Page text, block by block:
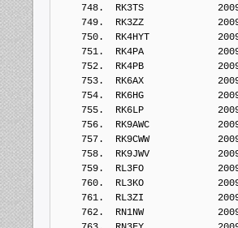
748.  RK3TS
749.  RK3ZZ
750.  RK4HYT
751.  RK4PA
752.  RK4PB
753.  RK6AX
754.  RK6HG
755.  RK6LP
756.  RK9AWC
757.  RK9CWW
758.  RK9JWV
759.  RL3FO
760.  RL3KO
761.  RL3ZI
762.  RN1NW